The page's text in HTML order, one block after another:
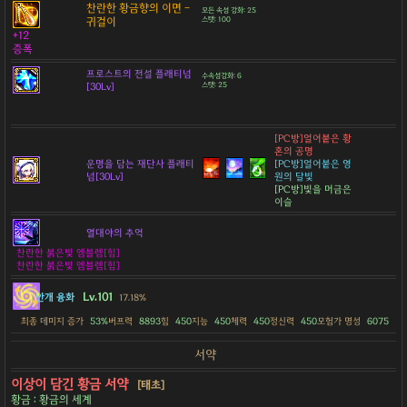
찬란한 황금향의 이면 -
귀걸이
모든 속성 강화: 25
스탯: 100
+12
증폭
프로스트의 전설 플래티넘
[30Lv]
수속성강화: 6
스탯: 25
운명을 담는 재단사 플래티
넘[30Lv]
[PC방]얼어붙은 황
혼의 공명
[PC방]얼어붙은 영
원의 달빛
[PC방]빛을 머금은
이슬
열대야의 추억
찬란한 붉은빛 엠블렘[힘]
찬란한 붉은빛 엠블렘[힘]
안개 융화 Lv.101 17.18%
최종 데미지 증가 53%버프력 8893힘 450지능 450체력 450정신력 450모험가 명성 6075
서약
이상이 담긴 황금 서약
[태초]
황금 : 황금의 세계